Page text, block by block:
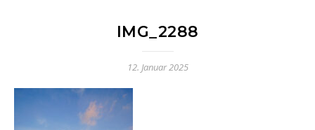
IMG_2288
12. Januar 2025